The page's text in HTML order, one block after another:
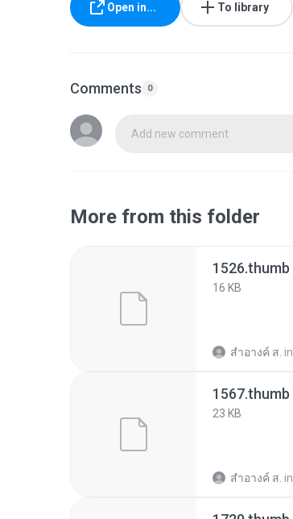
Open in... To library
Comments 0
Add new comment
More from this folder
1526.thumb
16 KB
สำอางค์ ส. in
1567.thumb
23 KB
สำอางค์ ส. in